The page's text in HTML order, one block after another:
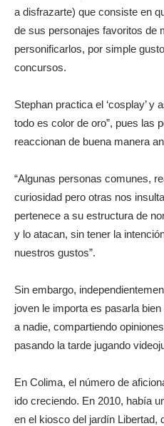
a disfrazarte) que consiste en
de sus personajes favoritos de
personificarlos, por simple
concursos.
Stephan practica el ‘cosplay’ y
todo es color de oro”, pues las
reaccionan de buena manera
“Algunas personas comunes,
curiosidad pero otras nos
pertenece a su estructura de
y lo atacan, sin tener la
nuestros gustos”.
Sin embargo,
joven le importa es pasarla
a nadie, compartiendo
pasando la tarde jugando
En Colima, el número de
ido creciendo. En 2010, había
en el kiosco del jardín Libertad,